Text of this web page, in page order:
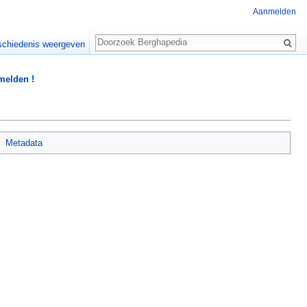
!
Metadata
Aanmelden
weergeven
Zoeken